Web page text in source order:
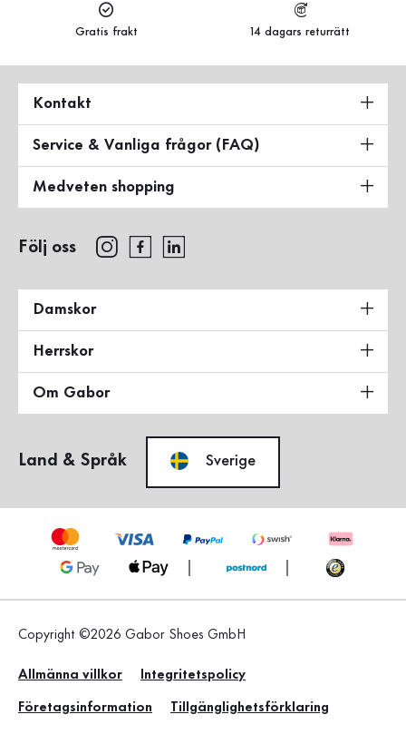
Gratis frakt 14 dagars returrätt
Kontakt
Service & Vanliga frågor (FAQ)
Medveten shopping
Följ oss
Damskor
Herrskor
Om Gabor
Land & Språk Sverige
Copyright ©2026 Gabor Shoes GmbH
Allmänna villkor Integritetspolicy
Företagsinformation Tillgänglighetsförklaring